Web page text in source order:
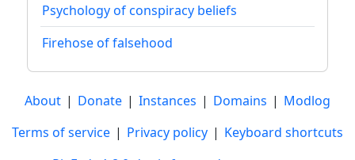
Psychology of conspiracy beliefs
Firehose of falsehood
About | Donate | Instances | Domains | Modlog
Terms of service | Privacy policy | Keyboard shortcuts